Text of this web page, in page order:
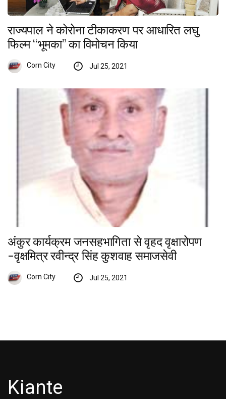
राज्यपाल ने कोरोना टीकाकरण पर आधारित लघु
फिल्म ‘‘भूमका’’ का विमोचन किया
Corn City Jul 25, 2021
अंकुर कार्यक्रम जनसहभागिता से वृहद वृक्षारोपण
-वृक्षमित्र रवीन्द्र सिंह कुशवाह समाजसेवी
Corn City Jul 25, 2021
Kiante